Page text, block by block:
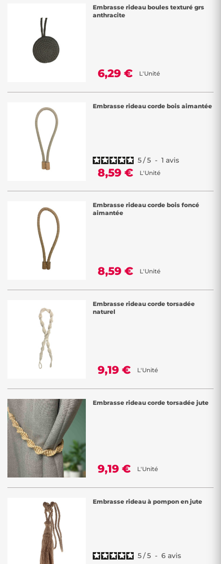
Embrasse rideau boules texturé grs
anthracite
6,29 € L'Unité
Embrasse rideau corde bois aimantée
5/5 - 1 avis
8,59 € L'Unité
Embrasse rideau corde bois foncé
aimantée
8,59 € L'Unité
Embrasse rideau corde torsadée
naturel
9,19 € L'Unité
Embrasse rideau corde torsadée jute
9,19 € L'Unité
Embrasse rideau à pompon en jute
5/5 - 6 avis